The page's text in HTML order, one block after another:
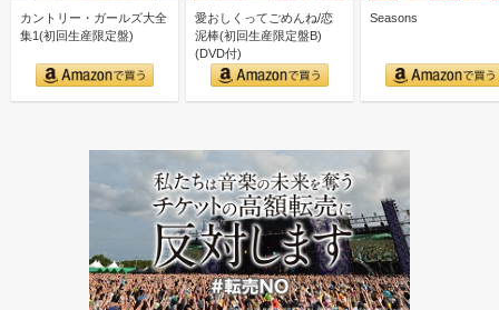
カントリー・ガールズ⼤全
集1(初回生産限定盤)
愛おしくってごめんね/恋
泥棒(初回生産限定盤B)
(DVD付)
Seasons